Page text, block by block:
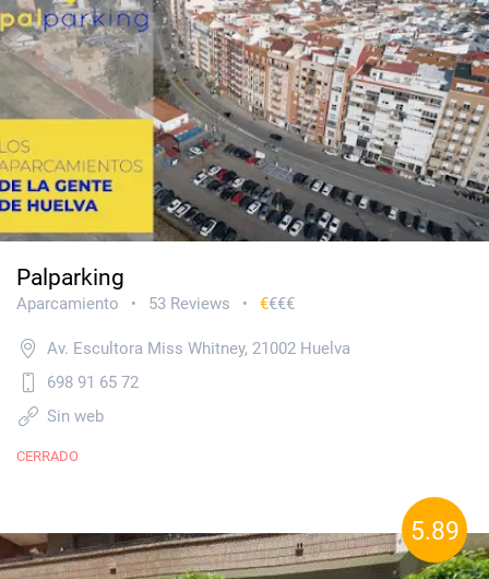
Palparking
Aparcamiento • 53 Reviews • €€€€
Av. Escultora Miss Whitney, 21002 Huelva
698 91 65 72
Sin web
CERRADO
5.89